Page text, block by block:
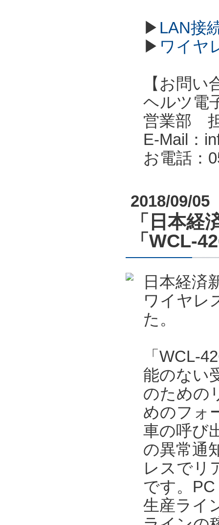
▶ LAN接
▶ ワイヤ
【お問い
ヘルツ電
営業部
E-Mail：
お電話：
2018/09/05
「日本経
「WCL-
日本経済
ワイヤレ
た。
「WCL-
能のない
のための
めのフォ
車の呼び
の異常通
レスでリ
です。
生産ライ